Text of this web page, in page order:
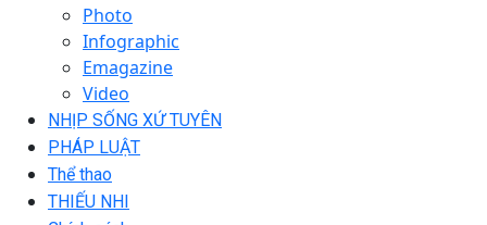
Photo
Infographic
Emagazine
Video
NHỊP SỐNG XỨ TUYÊN
PHÁP LUẬT
Thể thao
THIẾU NHI